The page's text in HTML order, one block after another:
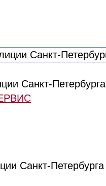
Санкт-Петербурга
Санкт-Петербурга